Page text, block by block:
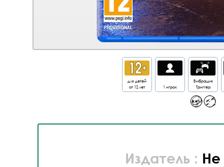
для детей
от 12 лет
1 игрок
Вибрация
Триггер
Издатель : Не